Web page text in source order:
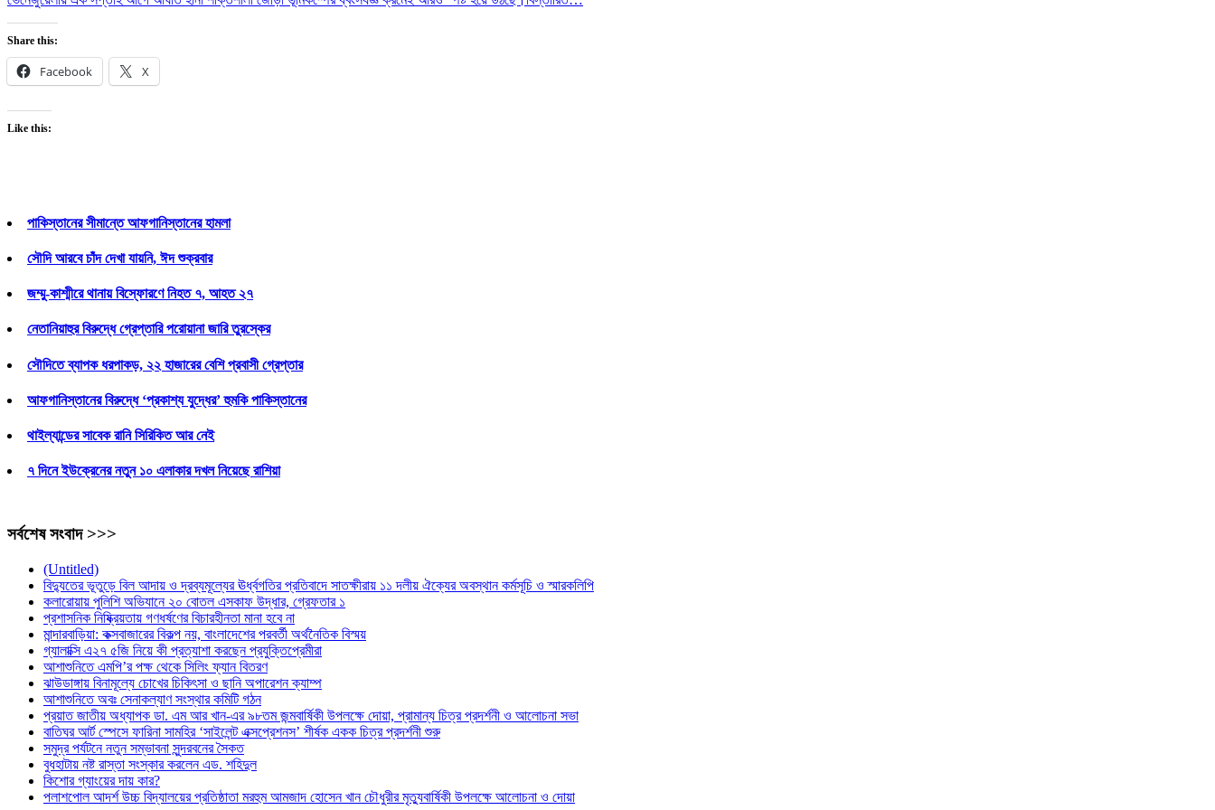
Share this:
Facebook X
Like this:
পাকিস্তানের সীমান্তে আফগানিস্তানের হামলা
সৌদি আরবে চাঁদ দেখা যায়নি, ঈদ শুক্রবার
জম্মু-কাশ্মীরে থানায় বিস্ফোরণে নিহত ৭, আহত ২৭
নেতানিয়াহুর বিরুদ্ধে গ্রেপ্তারি পরোয়ানা জারি তুরস্কের
সৌদিতে ব্যাপক ধরপাকড়, ২২ হাজারের বেশি প্রবাসী গ্রেপ্তার
আফগানিস্তানের বিরুদ্ধে ‘প্রকাশ্য যুদ্ধের’ হুমকি পাকিস্তানের
থাইল্যান্ডের সাবেক রানি সিরিকিত আর নেই
৭ দিনে ইউক্রেনের নতুন ১০ এলাকার দখল নিয়েছে রাশিয়া
সর্বশেষ সংবাদ >>>
(Untitled)
বিদ্যুতের ভূতুড়ে বিল আদায় ও দ্রব্যমূল্যের ঊর্ধ্বগতির প্রতিবাদে সাতক্ষীরায় ১১ দলীয় ঐক্যের অবস্থান কর্মসূচি ও স্মারকলিপি
কলারোয়ায় পুলিশি অভিযানে ২০ বোতল এসকাফ উদ্ধার, গ্রেফতার ১
প্রশাসনিক নিষ্ক্রিয়তায় গণধর্ষণের বিচারহীনতা মানা হবে না
মান্দারবাড়িয়া: কক্সবাজারের বিকল্প নয়, বাংলাদেশের পরবর্তী অর্থনৈতিক বিস্ময়
গ্যালাক্সি এ২৭ ৫জি নিয়ে কী প্রত্যাশা করছেন প্রযুক্তিপ্রেমীরা
আশাশুনিতে এমপি’র পক্ষ থেকে সিলিং ফ্যান বিতরণ
ঝাউডাঙ্গায় বিনামূল্যে চোখের চিকিৎসা ও ছানি অপারেশন ক্যাম্প
আশাশুনিতে অবঃ সেনাকল্যাণ সংস্থার কমিটি গঠন
প্রয়াত জাতীয় অধ্যাপক ডা. এম আর খান-এর ৯৮তম জন্মবার্ষিকী উপলক্ষে দোয়া, প্রামান্য চিত্র প্রদর্শনী ও আলোচনা সভা
বাতিঘর আর্ট স্পেসে ফারিনা সামহির ‘সাইলেন্ট এক্সপ্রেশনস’ শীর্ষক একক চিত্র প্রদর্শনী শুরু
সমুদ্র পর্যটনে নতুন সম্ভাবনা সুন্দরবনের সৈকত
বুধহাটায় নষ্ট রাস্তা সংস্কার করলেন এড. শহিদুল
কিশোর গ্যাংয়ের দায় কার?
পলাশপোল আদর্শ উচ্চ বিদ্যালয়ের প্রতিষ্ঠাতা মরহুম আমজাদ হোসেন খান চৌধুরীর মৃত্যুবার্ষিকী উপলক্ষে আলোচনা ও দোয়া